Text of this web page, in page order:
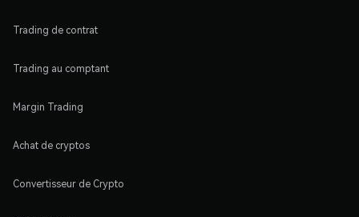
Trading de contrat
Trading au comptant
Margin Trading
Achat de cryptos
Convertisseur de Crypto